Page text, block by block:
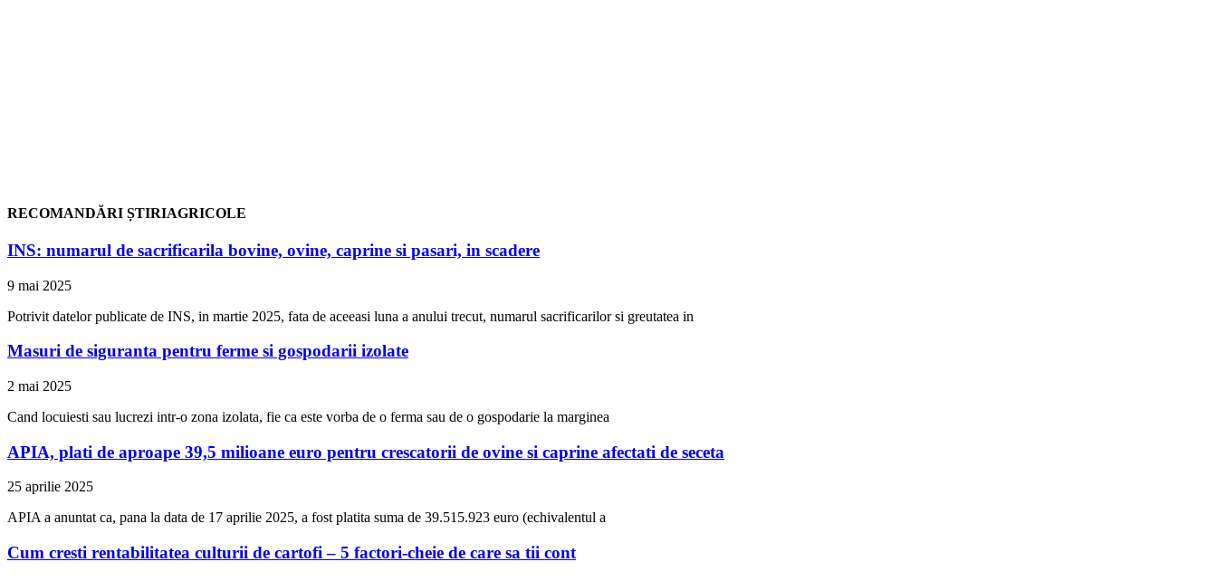
RECOMANDĂRI ȘTIRIAGRICOLE
INS: numarul de sacrificarila bovine, ovine, caprine si pasari, in scadere
9 mai 2025
Potrivit datelor publicate de INS, in martie 2025, fata de aceeasi luna a anului trecut, numarul sacrificarilor si greutatea in
Masuri de siguranta pentru ferme si gospodarii izolate
2 mai 2025
Cand locuiesti sau lucrezi intr-o zona izolata, fie ca este vorba de o ferma sau de o gospodarie la marginea
APIA, plati de aproape 39,5 milioane euro pentru crescatorii de ovine si caprine afectati de seceta
25 aprilie 2025
APIA a anuntat ca, pana la data de 17 aprilie 2025, a fost platita suma de 39.515.923 euro (echivalentul a
Cum cresti rentabilitatea culturii de cartofi – 5 factori-cheie de care sa tii cont